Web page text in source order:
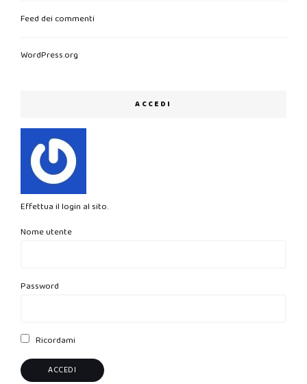
Feed dei commenti
WordPress.org
ACCEDI
Effettua il login al sito.
Nome utente
Password
Ricordami